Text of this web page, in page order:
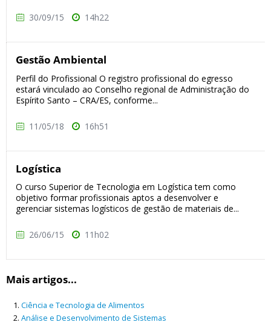
30/09/15 14h22
Gestão Ambiental
Perfil do Profissional O registro profissional do egresso
estará vinculado ao Conselho regional de Administração do
Espírito Santo – CRA/ES, conforme...
11/05/18 16h51
Logística
O curso Superior de Tecnologia em Logística tem como
objetivo formar profissionais aptos a desenvolver e
gerenciar sistemas logísticos de gestão de materiais de...
26/06/15 11h02
Mais artigos...
Ciência e Tecnologia de Alimentos
Análise e Desenvolvimento de Sistemas